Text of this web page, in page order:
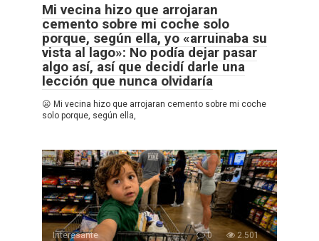
Mi vecina hizo que arrojaran
cemento sobre mi coche solo
porque, según ella, yo «arruinaba su
vista al lago»: No podía dejar pasar
algo así, así que decidí darle una
lección que nunca olvidaría
😦 Mi vecina hizo que arrojaran cemento sobre mi coche
solo porque, según ella,
Interesante 0 2.501